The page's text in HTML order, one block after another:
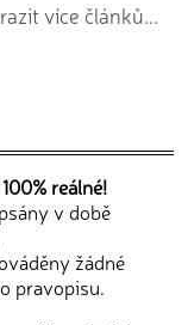
více článků...
reálné!
v době
žádné
pravopisu.